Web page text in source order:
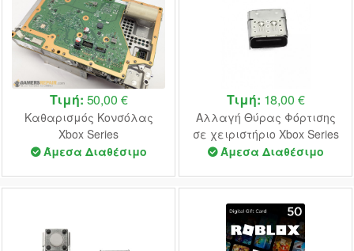
Τιμή: 50,00 €
Καθαρισμός Κονσόλας
Xbox Series
Άμεσα Διαθέσιμο
Τιμή: 18,00 €
Αλλαγή Θύρας Φόρτισης
σε χειριστήριο Xbox Series
Άμεσα Διαθέσιμο